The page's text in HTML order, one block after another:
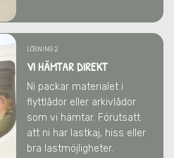
LÖSNING 2
VI HÄMTAR DIREKT
Ni packar materialet i
flyttlådor eller arkivlådor
som vi hämtar. Förutsatt
att ni har lastkaj, hiss eller
bra lastmöjligheter.